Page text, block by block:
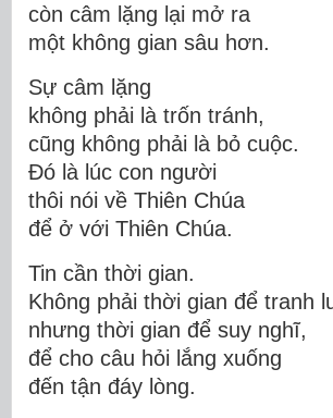
còn câm lặng lại mở ra
một không gian sâu hơn.
Sự câm lặng
không phải là trốn tránh,
cũng không phải là bỏ cuộc.
Đó là lúc con người
thôi nói về Thiên Chúa
để ở với Thiên Chúa.
Tin cần thời gian.
Không phải thời gian để tranh
nhưng thời gian để suy nghĩ,
để cho câu hỏi lắng xuống
đến tận đáy lòng.